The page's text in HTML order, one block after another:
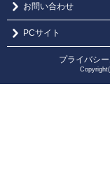
お問い合わせ
PCサイト
プライバシ